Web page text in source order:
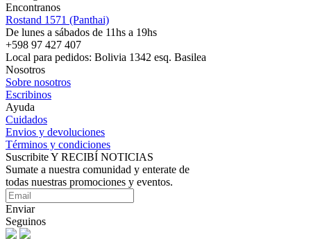
Encontranos
Rostand 1571 (Panthai)
De lunes a sábados de 11hs a 19hs
+598 97 427 407
Local para pedidos: Bolivia 1342 esq. Basilea
Nosotros
Sobre nosotros
Escribinos
Ayuda
Cuidados
Envios y devoluciones
Términos y condiciones
Suscribite Y RECIBÍ NOTICIAS
Sumate a nuestra comunidad y enterate de
todas nuestras promociones y eventos.
Enviar
Seguinos